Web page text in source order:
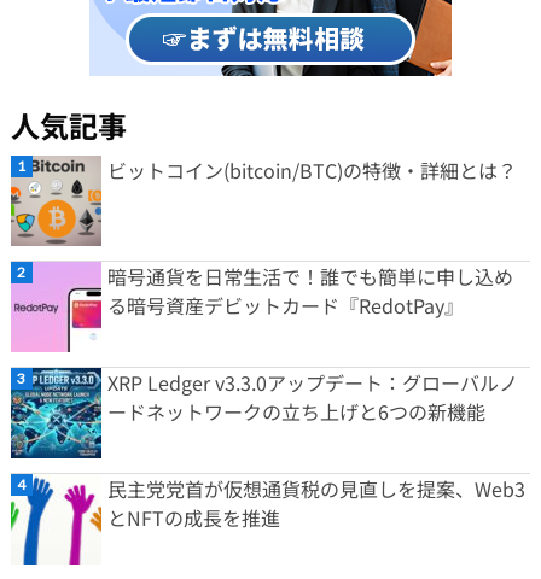
人気記事
ビットコイン(bitcoin/BTC)の特徴・詳細とは？
暗号通貨を日常生活で！誰でも簡単に申し込め
る暗号資産デビットカード『RedotPay』
XRP Ledger v3.3.0アップデート：グローバルノ
ードネットワークの立ち上げと6つの新機能
民主党党首が仮想通貨税の見直しを提案、Web3
とNFTの成長を推進